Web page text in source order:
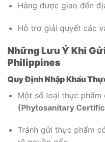
Hàng được giao đến
Hỗ trợ giải quyết các
Những Lưu Ý Khi
Philippines
Quy Định Nhập Khẩu
Một số loại thực phẩm
(Phytosanitary
Tránh gửi thực phẩm